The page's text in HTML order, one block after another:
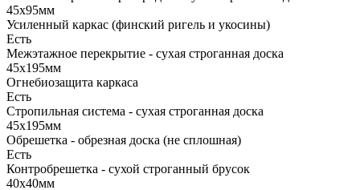
45х95мм
Усиленный каркас (финский ригель и укосины)
Есть
Межэтажное перекрытие - сухая строганная доска
45х195мм
Огнебиозащита каркаса
Есть
Стропильная система - сухая строганная доска
45х195мм
Обрешетка - обрезная доска (не сплошная)
Есть
Контробрешетка - сухой строганный брусок
40х40мм